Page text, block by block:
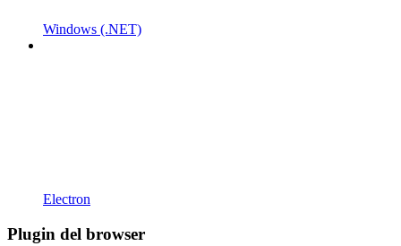
Windows (.NET)
Electron
Plugin del browser